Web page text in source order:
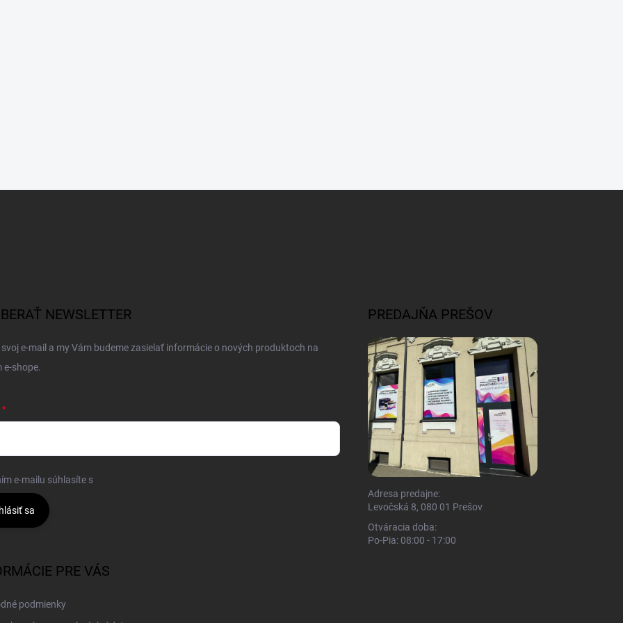
NEWSLETTER
e-mail a my Vám budeme zasielať informácie o nových produktoch na
e-shope.
e-mailu súhlasíte s
sa
PREDAJŇA PREŠOV
Adresa predajne:
Levočská 8, 080 01 Prešov
Otváracia doba:
Po-Pia: 08:00 - 17:00
PRE VÁS
podmienky